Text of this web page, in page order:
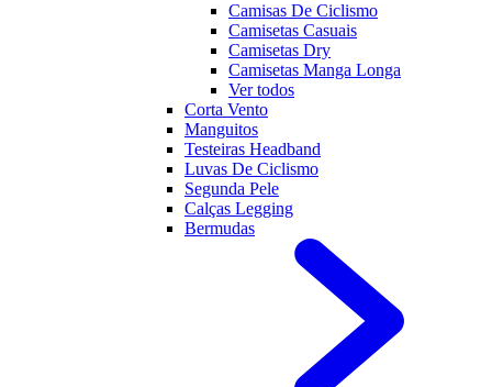
Camisas De Ciclismo
Camisetas Casuais
Camisetas Dry
Camisetas Manga Longa
Ver todos
Corta Vento
Manguitos
Testeiras Headband
Luvas De Ciclismo
Segunda Pele
Calças Legging
Bermudas